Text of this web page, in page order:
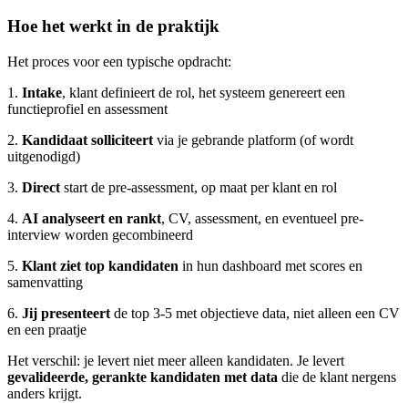
Hoe het werkt in de praktijk
Het proces voor een typische opdracht:
1. Intake, klant definieert de rol, het systeem genereert een
functieprofiel en assessment
2. Kandidaat solliciteert via je gebrande platform (of wordt
uitgenodigd)
3. Direct start de pre-assessment, op maat per klant en rol
4. AI analyseert en rankt, CV, assessment, en eventueel pre-
interview worden gecombineerd
5. Klant ziet top kandidaten in hun dashboard met scores en
samenvatting
6. Jij presenteert de top 3-5 met objectieve data, niet alleen een CV
en een praatje
Het verschil: je levert niet meer alleen kandidaten. Je levert
gevalideerde, gerankte kandidaten met data die de klant nergens
anders krijgt.